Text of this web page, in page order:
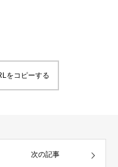
をコピーする
次の記事